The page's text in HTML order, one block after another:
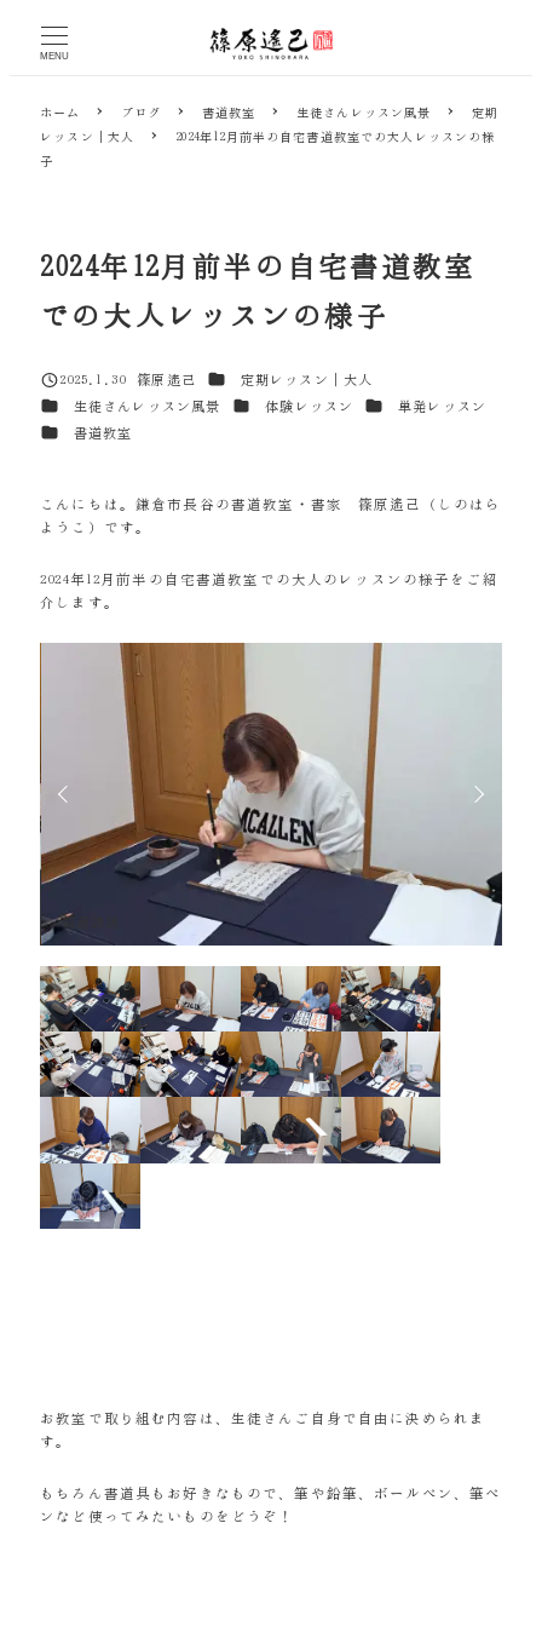
MENU
ホーム ブログ 書道教室 生徒さんレッスン風景
定期
レッスン｜大人
2024年12月前半の自宅書道教室での大人レッスンの様
子
2024年12月前半の自宅書道教室
での大人レッスンの様子
投稿日
2025.1.30
篠原遙己 カテゴリー
定期レッスン｜大人
カテゴリー生徒さんレッスン風景 カテゴリー
体験レッスン カテゴリー
単発レッスン
カテゴリー
書道教室
こんにちは。鎌倉市長谷の書道教室・書家 篠原遙己（しのはら
ようこ）です。
2024年12月前半の自宅書道教室での大人のレッスンの様子をご紹
介します。
競書課題
お教室で取り組む内容は、生徒さんご自身で自由に決められま
す。
もちろん書道具もお好きなもので、筆や鉛筆、ボールペン、筆ペ
ンなど使ってみたいものをどうぞ！